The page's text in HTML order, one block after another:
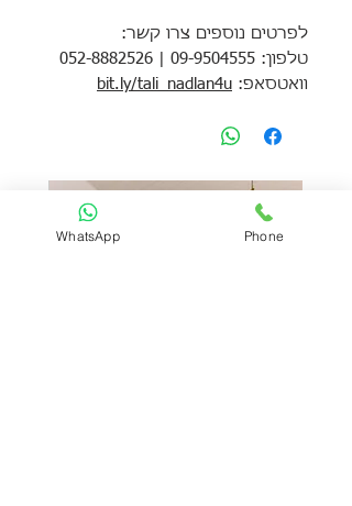
לפרטים נוספים צרו קשר:
טלפון: 09-9504555 | 052-8882526
וואטסאפ: bit.ly/tali_nadlan4u
WhatsApp Phone